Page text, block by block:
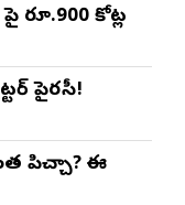
రూ.900 కోట్ల
పైరసీ!
పిచ్చా? ఈ